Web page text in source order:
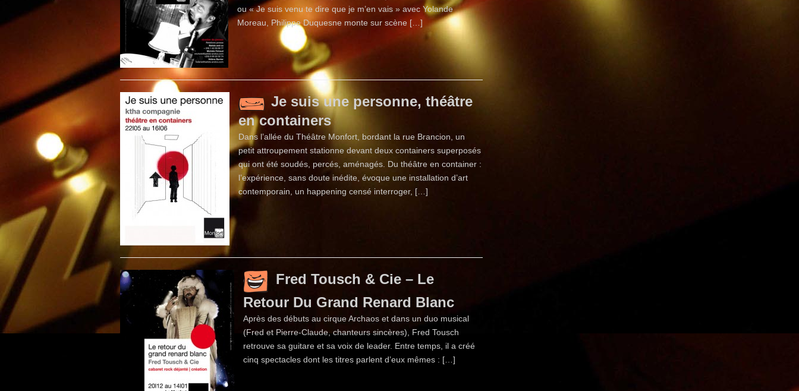
ou « Je suis venu te dire que je m’en vais » avec Yolande
Moreau, Philippe Duquesne monte sur scène […]
Je suis une personne, théâtre
en containers
Dans l’allée du Théâtre Monfort, bordant la rue Brancion, un
petit attroupement stationne devant deux containers superposés
qui ont été soudés, percés, aménagés. Du théâtre en container :
l’expérience, sans doute inédite, évoque une installation d’art
contemporain, un happening censé interroger, […]
Fred Tousch & Cie – Le
Retour Du Grand Renard Blanc
Après des débuts au cirque Archaos et dans un duo musical
(Fred et Pierre-Claude, chanteurs sincères), Fred Tousch
retrouve sa guitare et sa voix de leader. Entre temps, il a créé
cinq spectacles dont les titres parlent d’eux mêmes : […]